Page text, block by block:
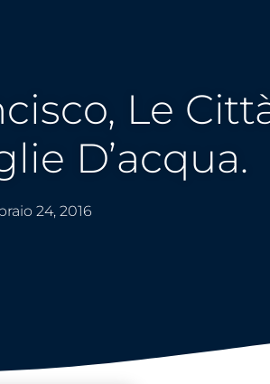
Le
D’acqua.
24, 2016